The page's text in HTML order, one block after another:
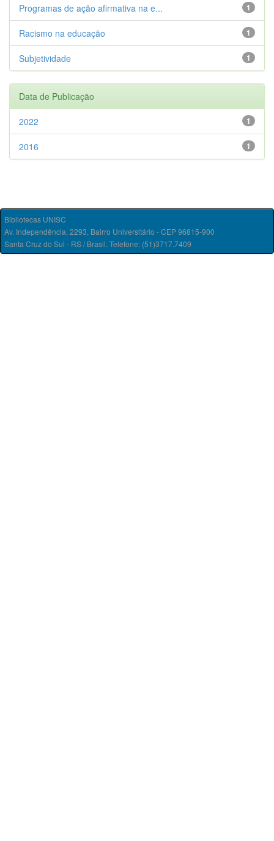
1
Programas de ação afirmativa na e...
1
Racismo na educação
1
Subjetividade
Data de Publicação
1
2022
1
2016
Bibliotecas UNISC
Av. Independência, 2293, Bairro Universitário - CEP 96815-900
Santa Cruz do Sul - RS / Brasil. Telefone: (51)3717.7409